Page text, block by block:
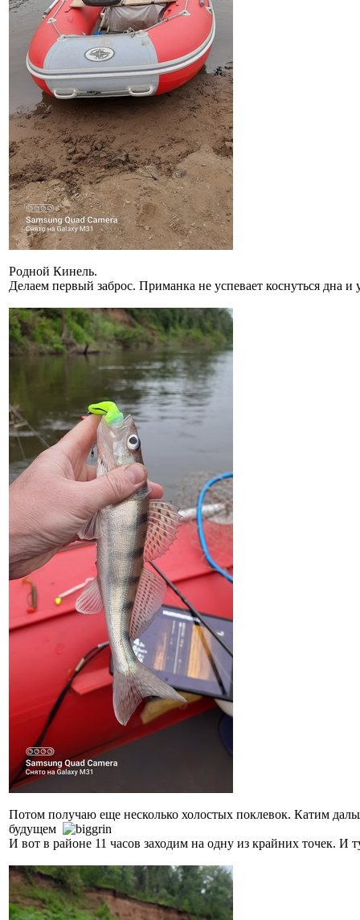
Родной Кинель.
Делаем первый заброс. Приманка не успевает коснуться дна
Потом получаю еще несколько холостых поклевок. Катим
будущем
И вот в районе 11 часов заходим на одну из крайних точек. И